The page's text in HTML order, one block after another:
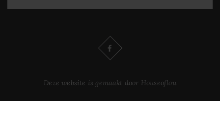
Deze website is gemaakt door Houseoflou